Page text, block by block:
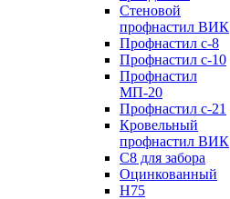
Стеновой
профнастил ВИК
Профнастил с-8
Профнастил с-10
Профнастил
МП-20
Профнастил с-21
Кровельный
профнастил ВИК
С8 для забора
Оцинкованный
Н75